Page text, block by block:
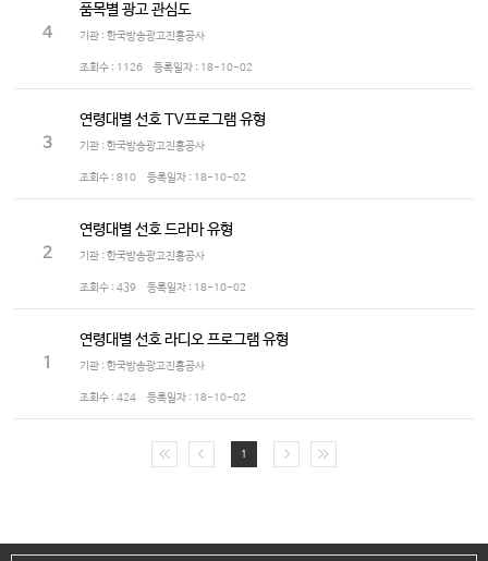
4
품목별 광고 관심도
기관 : 한국방송광고진흥공사
조회수 : 1126 등록일자 : 18-10-02
3
연령대별 선호 TV프로그램 유형
기관 : 한국방송광고진흥공사
조회수 : 810 등록일자 : 18-10-02
2
연령대별 선호 드라마 유형
기관 : 한국방송광고진흥공사
조회수 : 439 등록일자 : 18-10-02
1
연령대별 선호 라디오 프로그램 유형
기관 : 한국방송광고진흥공사
조회수 : 424 등록일자 : 18-10-02
1